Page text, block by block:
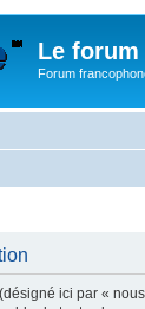
Le
Forum
ici par «